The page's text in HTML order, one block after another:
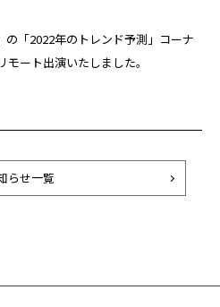
「2022年のトレンド予測」コーナ
ート出演いたしました。
らせ一覧